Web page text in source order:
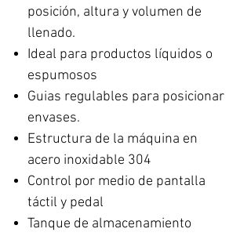
posición, altura y volumen de
llenado.
Ideal para productos líquidos o
espumosos
Guias regulables para posicionar
envases.
Estructura de la máquina en
acero inoxidable 304
Control por medio de pantalla
táctil y pedal
Tanque de almacenamiento